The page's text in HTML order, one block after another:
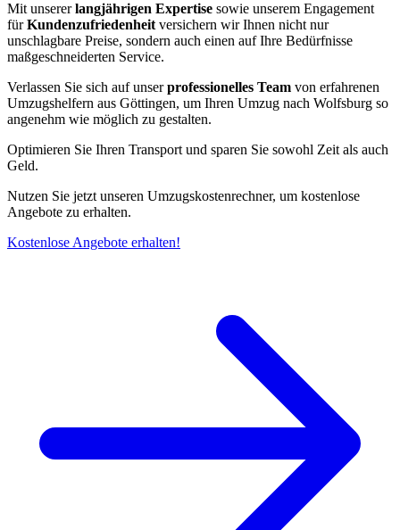
Mit unsererlangjährigen Expertise sowie unserem Engagement
fürKundenzufriedenheit versichern wir Ihnen nicht nur
unschlagbare Preise, sondern auch einen auf Ihre Bedürfnisse
maßgeschneiderten Service.
Verlassen Sie sich auf unserprofessionelles Team von erfahrenen
Umzugshelfern aus Göttingen, um Ihren Umzug nach Wolfsburg so
angenehm wie möglich zu gestalten.
Optimieren Sie Ihren Transport und sparen Sie sowohl Zeit als auch
Geld.
Nutzen Sie jetzt unseren Umzugskostenrechner, um kostenlose
Angebote zu erhalten.
Kostenlose Angebote erhalten!